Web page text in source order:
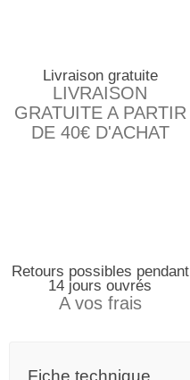
Livraison gratuite
LIVRAISON
GRATUITE A PARTIR
DE 40€ D'ACHAT
Retours possibles pendant
14 jours ouvrés
A vos frais
Fiche technique